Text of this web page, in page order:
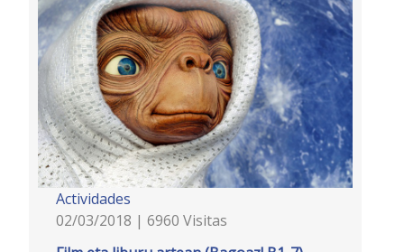
Actividades
02/03/2018 | 6960 Visitas